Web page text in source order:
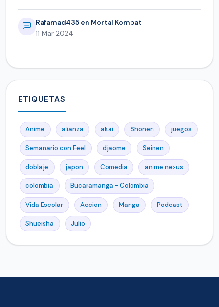
Rafamad435 en Mortal Kombat
11 Mar 2024
ETIQUETAS
Anime alianza akai Shonen juegos
Semanario con Feel djaome Seinen
doblaje japon Comedia anime nexus
colombia Bucaramanga - Colombia
Vida Escolar Accion Manga Podcast
Shueisha Julio